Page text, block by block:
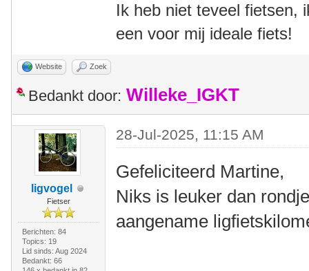
Ik heb niet teveel fietsen,
een voor mij ideale fiets!
Website Zoek
Bedankt door: Willeke_IGKT
ligvogel
Fietser
Berichten: 84
Topics: 19
Lid sinds: Aug 2024
Bedankt: 66
28-Jul-2025, 11:15 AM
Gefeliciteerd Martine,
Niks is leuker dan
aangename